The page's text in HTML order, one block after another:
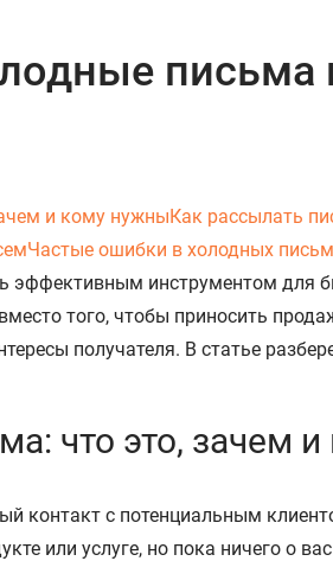
письма
и кому нужныКак рассылать
Частые ошибки в холодных
инструментом для
того, чтобы приносить
получателя. В статье
что это, зачем
контакт с потенциальным
или услуге, но пока ничего о